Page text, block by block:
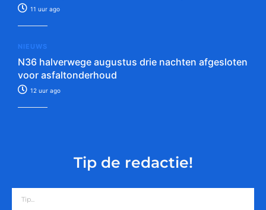
11 uur ago
NIEUWS
N36 halverwege augustus drie nachten afgesloten
voor asfaltonderhoud
12 uur ago
Tip de redactie!